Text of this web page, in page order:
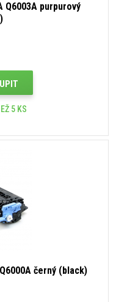
Q6003A purpurový
5 KS
černý (black)